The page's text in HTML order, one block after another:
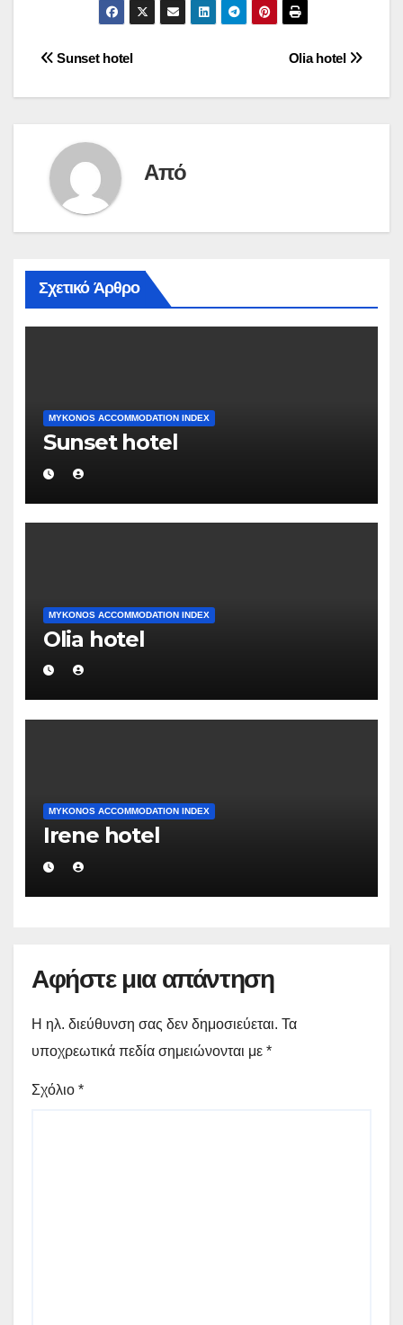
Πλοήγηση
άρθρων
Olia hotel
Sunset hotel
Από
Σχετικό Άρθρο
MYKONOS ACCOMMODATION INDEX
Sunset hotel
MYKONOS ACCOMMODATION INDEX
Olia hotel
MYKONOS ACCOMMODATION INDEX
Irene hotel
Αφήστε μια απάντηση
Η ηλ. διεύθυνση σας δεν δημοσιεύεται. Τα
υποχρεωτικά πεδία σημειώνονται με *
Σχόλιο *